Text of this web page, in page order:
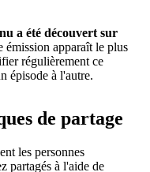
a été découvert sur
émission apparaît le plus
régulièrement ce
épisode à l'autre.
de partage
les personnes
partagés à l'aide de